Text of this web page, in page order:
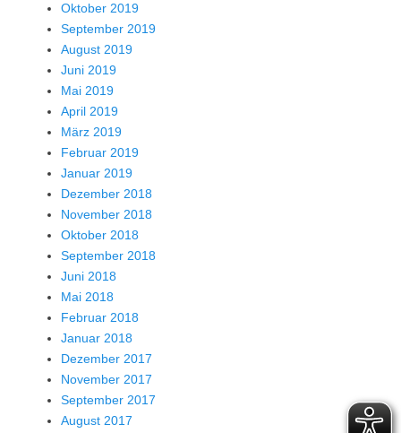
Oktober 2019
September 2019
August 2019
Juni 2019
Mai 2019
April 2019
März 2019
Februar 2019
Januar 2019
Dezember 2018
November 2018
Oktober 2018
September 2018
Juni 2018
Mai 2018
Februar 2018
Januar 2018
Dezember 2017
November 2017
September 2017
August 2017